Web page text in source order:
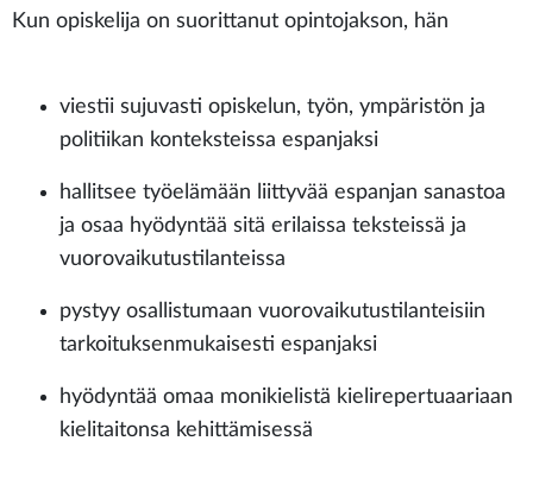
Kun opiskelija on suorittanut opintojakson, hän
viestii sujuvasti opiskelun, työn, ympäristön ja
politiikan konteksteissa espanjaksi
hallitsee työelämään liittyvää espanjan sanastoa
ja osaa hyödyntää sitä erilaissa teksteissä ja
vuorovaikutustilanteissa
pystyy osallistumaan vuorovaikutustilanteisiin
tarkoituksenmukaisesti espanjaksi
hyödyntää omaa monikielistä kielirepertuaariaan
kielitaitonsa kehittämisessä